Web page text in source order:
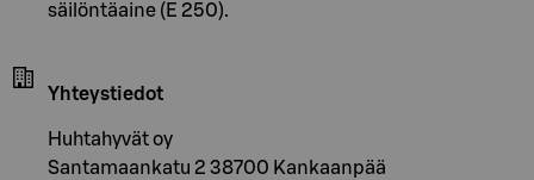
säilöntäaine (E 250).
Yhteystiedot
Huhtahyvät oy
Santamaankatu 2 38700 Kankaanpää